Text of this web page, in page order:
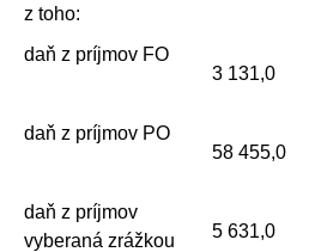
z toho:
daň z príjmov FO
3 131,0
daň z príjmov PO
58 455,0
daň z príjmov
vyberaná zrážkou
5 631,0